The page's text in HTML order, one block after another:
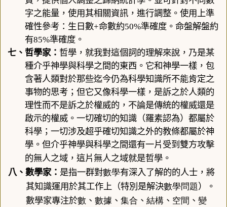
字之能量，使用其相關資訊，進行調整。使用上準
確性參考：生日數+命數約50%準確度。命盤解盤約
有85%準確度。
七、 哲學家： 哲學，就我對這個詞的理解來說，乃是某
種介乎神學與科學之間的東西。它和神學一樣，包
含著人類對於那些迄今仍為科學知識所不能肯定之
事物的思考；但它又像科學一樣，是訴之於人類的
理性而不是訴之於權威的，不論是傳統的權威還是
啟示的權威。一切確切的知識（羅素認為）都屬於
科學；一切涉及超乎確切知識之外的教條都屬於神
學。但介乎神學與科學之間還有一片受到雙方攻擊
的無人之域，這片無人之域就是哲學。
八、數學家： 是指一群對數學有深入了解的的人士，將
其知識運用於其工作上（特別是解決數學問題）。
數學家專注於數 、 數據 、 集合 、 結構、 空間 、 變